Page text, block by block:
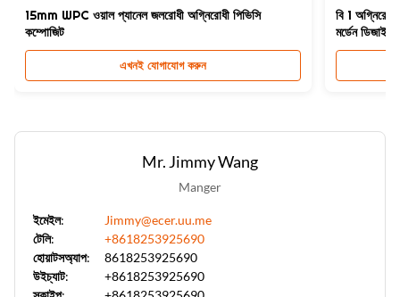
15mm WPC ওয়াল প্যানেল জলরোধী অগ্নিরোধী পিভিসি
কম্পোজিট
এখনই যোগাযোগ করুন
বি 1
মর্ডেন ডিজাইন
Mr. Jimmy Wang
Manger
ইমেইল:
Jimmy@ecer.uu.me
টেলি:
+8618253925690
হোয়াটসঅ্যাপ:
8618253925690
উইচ্যাট:
+8618253925690